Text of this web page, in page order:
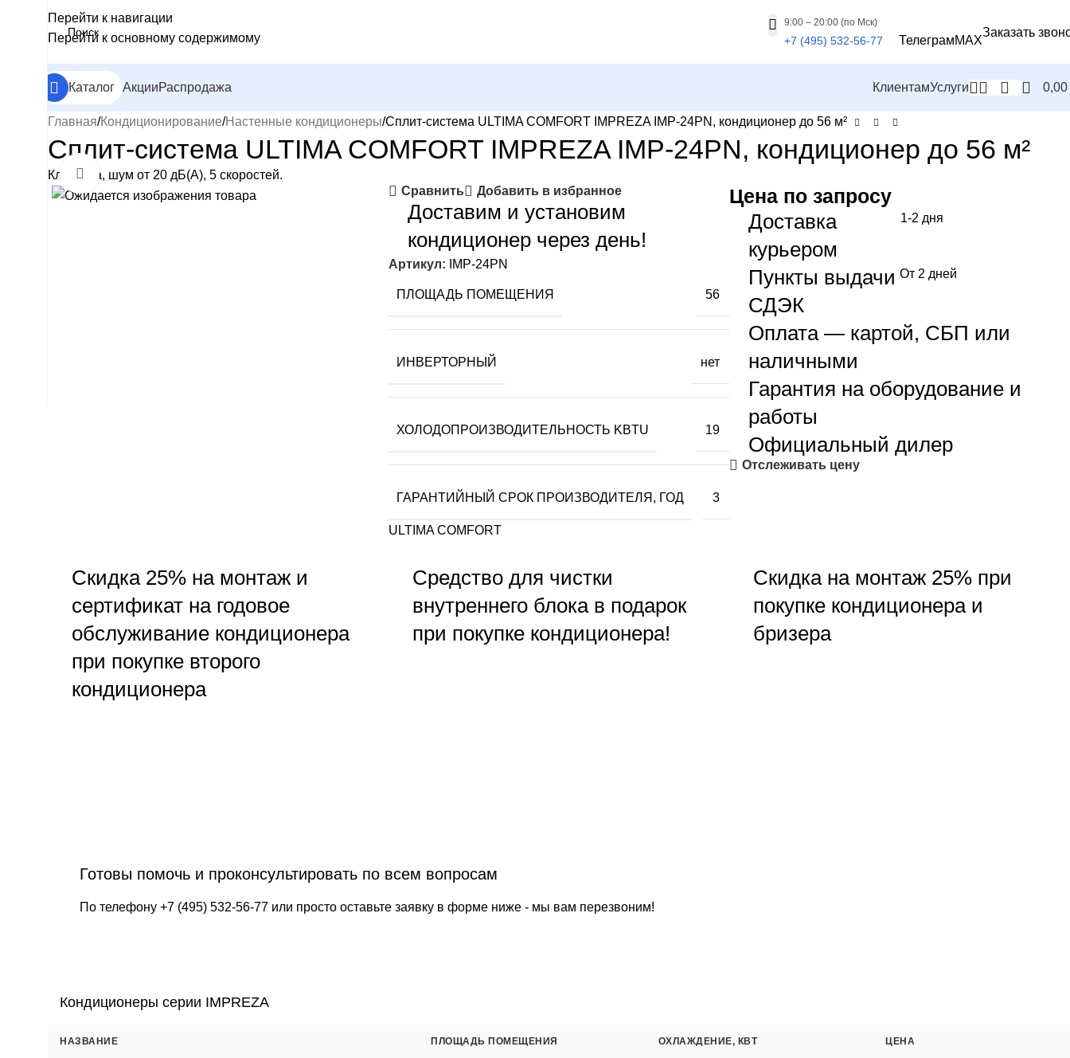
Перейти к навигации
Перейти к основному содержимому
9:00 – 20:00 (по Мск)
+7 (495) 532-56-77 ТелеграмMAX
Заказать
Каталог АкцииРаспродажа КлиентамУслуги 0,00
Главная Кондиционирование Настенные кондиционеры Сплит-система ULTIMA COMFORT IMPREZA IMP-24PN, кондиционер до 56 м²
Сплит-система ULTIMA COMFORT IMPREZA IMP-24PN, кондиционер до 56 м²
Классика, шум от 20 дБ(А), 5 скоростей.
Нажмите, чтобы увеличить
Сравнить Добавить в избранное
Доставим и установим
кондиционер через день!
Артикул: IMP-24PN
ПЛОЩАДЬ ПОМЕЩЕНИЯ 56
ИНВЕРТОРНЫЙ нет
ХОЛОДОПРОИЗВОДИТЕЛЬНОСТЬ KBTU 19
ГАРАНТИЙНЫЙ СРОК ПРОИЗВОДИТЕЛЯ, ГОД 3
ULTIMA COMFORT
Цена по запросу
Доставка
курьером
1-2 дня
Пункты выдачи
СДЭК
От 2 дней
Оплата — картой, СБП или
наличными
Гарантия на оборудование и
работы
Официальный дилер
Отслеживать цену
Скидка 25% на монтаж и
сертификат на годовое
обслуживание кондиционера
при покупке второго
кондиционера
Средство для чистки
внутреннего блока в подарок
при покупке кондиционера!
Скидка на монтаж 25% при
покупке кондиционера и
бризера
Готовы помочь и проконсультировать по всем вопросам
По телефону +7 (495) 532-56-77 или просто оставьте заявку в форме ниже - мы вам перезвоним!
Кондиционеры серии IMPREZA
НАЗВАНИЕ ПЛОЩАДЬ ПОМЕЩЕНИЯ ОХЛАЖДЕНИЕ, КВТ ЦЕНА